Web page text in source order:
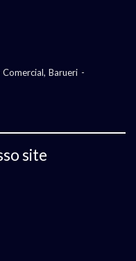
Barueri -
site